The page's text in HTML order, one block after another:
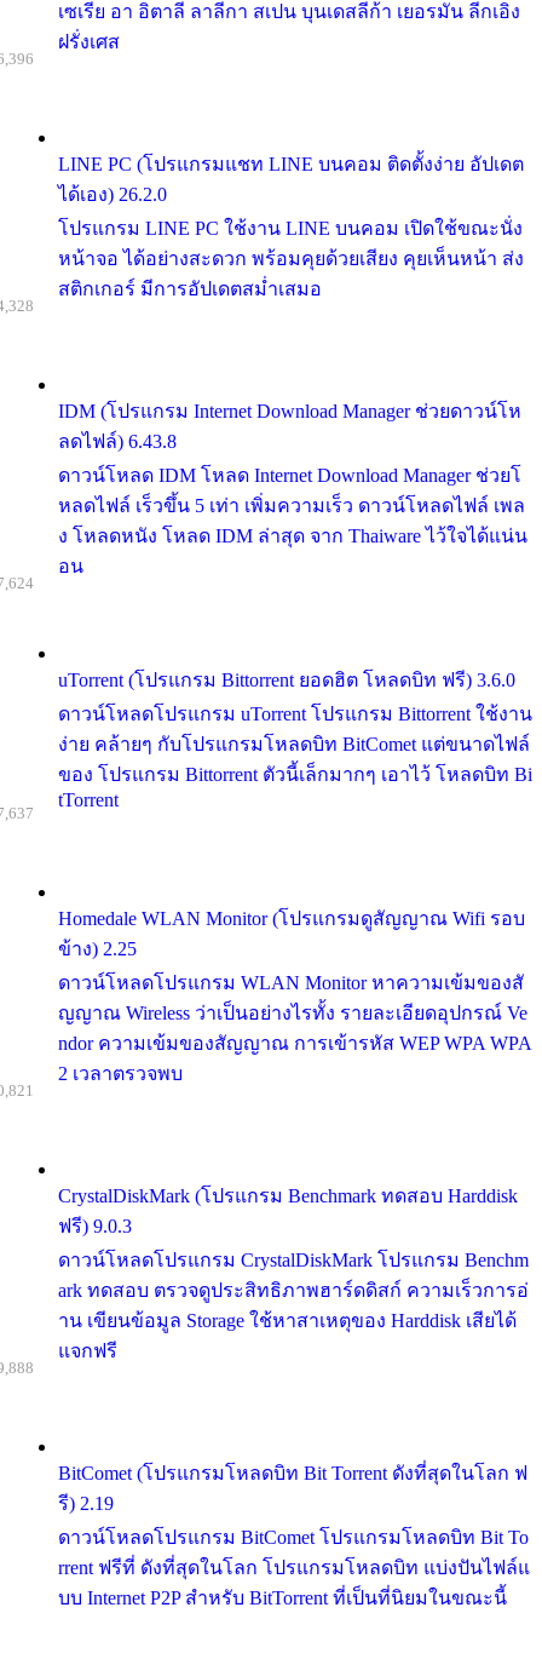
เซเรีย อา อิตาลี ลาลีกา สเปน บุนเดสลีก้า เยอรมัน ลีกเอิง
ฝรั่งเศส
LINE PC (โปรแกรมแชท LINE บนคอม ติดตั้งง่าย อัปเดต
ได้เอง) 26.2.0
โปรแกรม LINE PC ใช้งาน LINE บนคอม เปิดใช้ขณะนั่ง
หน้าจอ ได้อย่างสะดวก พร้อมคุยด้วยเสียง คุยเห็นหน้า ส่ง
สติกเกอร์ มีการอัปเดตสม่ำเสมอ
IDM (โปรแกรม Internet Download Manager ช่วยดาวน์โห
ลดไฟล์) 6.43.8
ดาวน์โหลด IDM โหลด Internet Download Manager ช่วยโ
หลดไฟล์ เร็วขึ้น 5 เท่า เพิ่มความเร็ว ดาวน์โหลดไฟล์ เพล
ง โหลดหนัง โหลด IDM ล่าสุด จาก Thaiware ไว้ใจได้แน่น
อน
uTorrent (โปรแกรม Bittorrent ยอดฮิต โหลดบิท ฟรี) 3.6.0
ดาวน์โหลดโปรแกรม uTorrent โปรแกรม Bittorrent ใช้งาน
ง่าย คล้ายๆ กับโปรแกรมโหลดบิท BitComet แต่ขนาดไฟล์
ของ โปรแกรม Bittorrent ตัวนี้เล็กมากๆ เอาไว้ โหลดบิท Bi
tTorrent
Homedale WLAN Monitor (โปรแกรมดูสัญญาณ Wifi รอบ
ข้าง) 2.25
ดาวน์โหลดโปรแกรม WLAN Monitor หาความเข้มของสั
ญญาณ Wireless ว่าเป็นอย่างไรทั้ง รายละเอียดอุปกรณ์ Ve
ndor ความเข้มของสัญญาณ การเข้ารหัส WEP WPA WPA
2 เวลาตรวจพบ
CrystalDiskMark (โปรแกรม Benchmark ทดสอบ Harddisk
ฟรี) 9.0.3
ดาวน์โหลดโปรแกรม CrystalDiskMark โปรแกรม Benchm
ark ทดสอบ ตรวจดูประสิทธิภาพฮาร์ดดิสก์ ความเร็วการอ่
าน เขียนข้อมูล Storage ใช้หาสาเหตุของ Harddisk เสียได้
แจกฟรี
BitComet (โปรแกรมโหลดบิท Bit Torrent ดังที่สุดในโลก ฟ
รี) 2.19
ดาวน์โหลดโปรแกรม BitComet โปรแกรมโหลดบิท Bit To
rrent ฟรีที่ ดังที่สุดในโลก โปรแกรมโหลดบิท แบ่งปันไฟล์แ
บบ Internet P2P สำหรับ BitTorrent ที่เป็นที่นิยมในขณะนี้